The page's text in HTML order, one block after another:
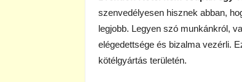
szenvedélyesen hisznek abban,
legjobb. Legyen szó munkánkról,
elégedettsége és bizalma vezérli.
kötélgyártás területén.